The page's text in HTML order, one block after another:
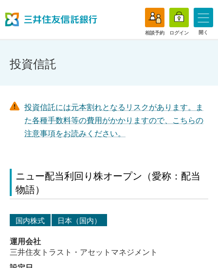
相談予約 ログイン 開く
投資信託
投資信託には元本割れとなるリスクがあります。ま
た各種手数料等の費用がかかりますので、こちらの
注意事項をお読みください。